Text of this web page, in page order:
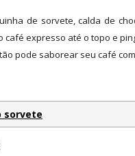
de sorvete, calda de
expresso até o topo e
pode saborear seu café
sorvete